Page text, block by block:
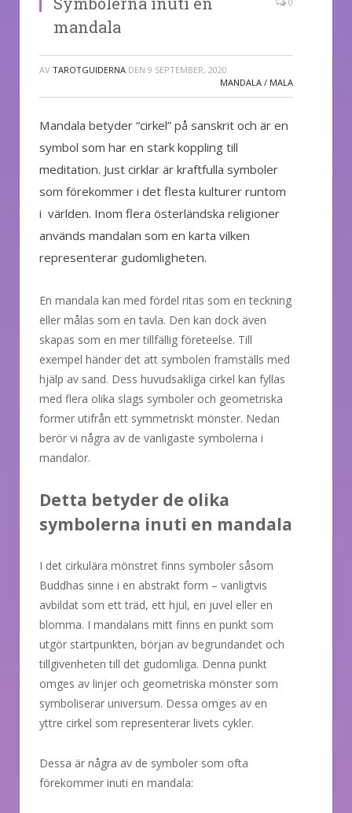
mandala
AV TAROTGUIDERNA DEN 9 SEPTEMBER, 2020
MANDALA / MALA
Mandala betyder “cirkel” på sanskrit och är en
symbol som har en stark koppling till
meditation. Just cirklar är kraftfulla symboler
som förekommer i det flesta kulturer runtom
i världen. Inom flera österländska religioner
används mandalan som en karta vilken
representerar gudomligheten.
En mandala kan med fördel ritas som en teckning
eller målas som en tavla. Den kan dock även
skapas som en mer tillfällig företeelse. Till
exempel händer det att symbolen framställs med
hjälp av sand. Dess huvudsakliga cirkel kan fyllas
med flera olika slags symboler och geometriska
former utifrån ett symmetriskt mönster. Nedan
berör vi några av de vanligaste symbolerna i
mandalor.
Detta betyder de olika
symbolerna inuti en mandala
I det cirkulära mönstret finns symboler såsom
Buddhas sinne i en abstrakt form – vanligtvis
avbildat som ett träd, ett hjul, en juvel eller en
blomma. I mandalans mitt finns en punkt som
utgör startpunkten, början av begrundandet och
tillgivenheten till det gudomliga. Denna punkt
omges av linjer och geometriska mönster som
symboliserar universum. Dessa omges av en
yttre cirkel som representerar livets cykler.
Dessa är några av de symboler som ofta
förekommer inuti en mandala: